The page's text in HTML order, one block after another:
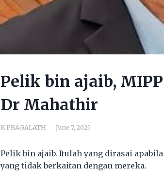
Pelik bin ajaib,
Dr Mahathir
K PRAGALATH June 7, 2025
Pelik bin ajaib. Itulah yang dirasai
yang tidak berkaitan dengan mereka.